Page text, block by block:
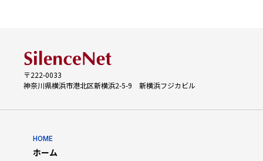
・タグとリーダ・ライタとの信号解析
・タグの適合性試験
・疑似タグを使ったタグ・エミュレーション
・タグやリーダ・ライタの性能評価
などに対応する、多機能RFID試験・解析装置です。
この1台で、タグやリーダ・ライタの研究開発から設計・製造、
タグとリーダ・ライタとの信号解析機能 / SNIFFER
〒222-0033
神奈川県横浜市港北区新横浜2-5-9 新横浜フジカビル
HOME
ホーム